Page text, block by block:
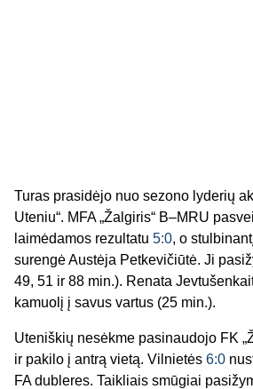
Turas prasidėjo nuo sezono lyderių
Uteniu“. MFA „Žalgiris“ B–MRU
laimėdamos rezultatu 5:0, o
surengė Austėja Petkevičiūtė. Ji
49, 51 ir 88 min.). Renata
kamuolį į savus vartus (25 min.).
Uteniškių nesėkme pasinaudojo FK
ir pakilo į antrą vietą. Vilnietės 6:0
FA dubleres. Taikliais smūgiai